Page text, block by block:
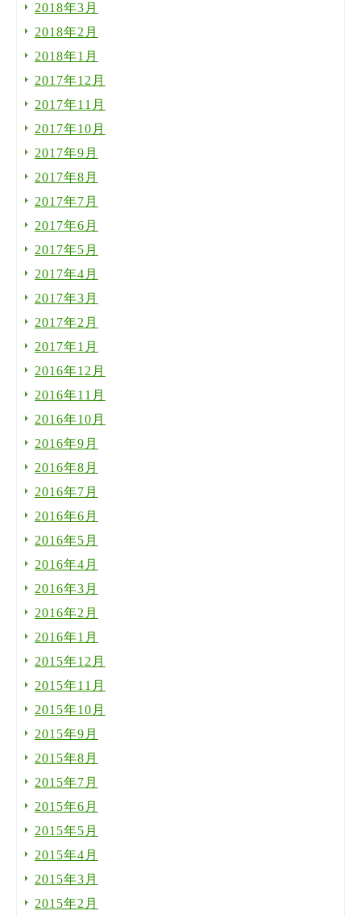
2018年3月
2018年2月
2018年1月
2017年12月
2017年11月
2017年10月
2017年9月
2017年8月
2017年7月
2017年6月
2017年5月
2017年4月
2017年3月
2017年2月
2017年1月
2016年12月
2016年11月
2016年10月
2016年9月
2016年8月
2016年7月
2016年6月
2016年5月
2016年4月
2016年3月
2016年2月
2016年1月
2015年12月
2015年11月
2015年10月
2015年9月
2015年8月
2015年7月
2015年6月
2015年5月
2015年4月
2015年3月
2015年2月